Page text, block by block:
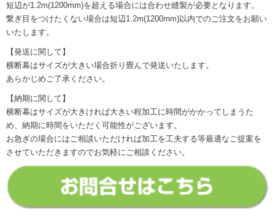
短辺が1.2m(1200mm)を超える場合には合わせ縫製が必要となります。
繋ぎ目をつけたくない場合は短辺1.2m(1200mm)以内でのご注文をお願い
いたします。
【発送に関して】
横断幕はサイズが大きい場合折り畳んで発送いたします。
あらかじめご了承ください。
【納期に関して】
横断幕はサイズが大きければ大きい程加工に時間がかかってしまうた
め、納期に時間をいただく可能性がございます。
お急ぎの場合にはご相談いただければ加工を工夫する等最適なご提案を
させていただきますのでお気軽にご相談ください。